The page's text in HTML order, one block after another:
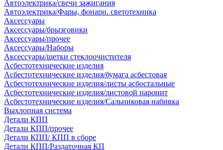
Автоэлектрика/свечи зажигания
Автоэлектрика/Фары, фонари. светотехника
Аксессуары
Аксессуары/брызговики
Аксессуары/прочее
Аксессуары/Наборы
Аксессуары/щетки стеклоочистителя
Асбестотехнические изделия
Асбестотехнические изделия/бумага асбестовая
Асбестотехнические изделия/листы асбостальные
Асбестотехнические изделия/листовой паронит
Асбестотехнические изделия/Сальниковая набивка
Выхлопная система
Детали КПП
Детали КПП/прочее
Детали КПП/ КПП в сборе
Детали КПП/Раздаточная КП